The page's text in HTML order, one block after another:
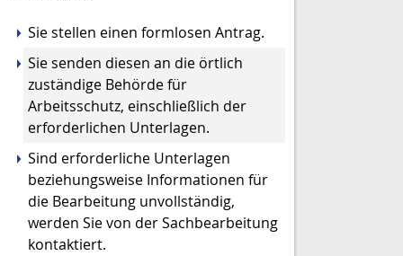
Sie stellen einen formlosen Antrag.
Sie senden diesen an die örtlich
zuständige Behörde für
Arbeitsschutz, einschließlich der
erforderlichen Unterlagen.
Sind erforderliche Unterlagen
beziehungsweise Informationen für
die Bearbeitung unvollständig,
werden Sie von der Sachbearbeitung
kontaktiert.